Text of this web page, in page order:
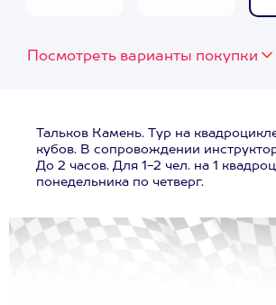
Посмотреть варианты покупки
Тальков Камень. Тур на
кубов. В сопровождении
До 2 часов. Для 1-2 чел. на 1
понедельника по четверг.